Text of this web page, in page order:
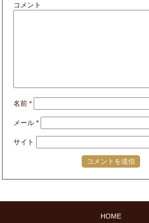
コメント
名前*
メール*
サイト
HOME